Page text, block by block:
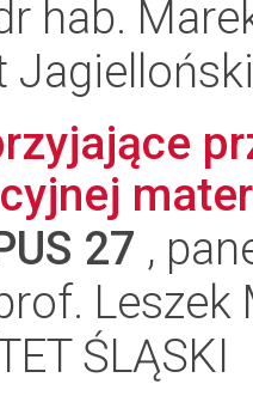
hab.
Jagielloński
27 ,
ŚLĄSKI